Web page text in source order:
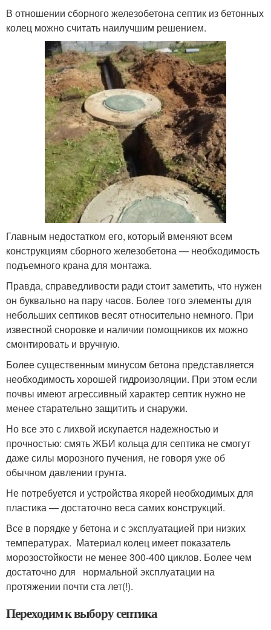
В отношении сборного железобетона септик из бетонных
колец можно считать наилучшим решением.
Главным недостатком его, который вменяют всем
конструкциям сборного железобетона — необходимость
подъемного крана для монтажа.
Правда, справедливости ради стоит заметить, что нужен
он буквально на пару часов. Более того элементы для
небольших септиков весят относительно немного. При
известной сноровке и наличии помощников их можно
смонтировать и вручную.
Более существенным минусом бетона представляется
необходимость хорошей гидроизоляции. При этом если
почвы имеют агрессивный характер септик нужно не
менее старательно защитить и снаружи.
Но все это с лихвой искупается надежностью и
прочностью: смять ЖБИ кольца для септика не смогут
даже силы морозного пучения, не говоря уже об
обычном давлении грунта.
Не потребуется и устройства якорей необходимых для
пластика — достаточно веса самих конструкций.
Все в порядке у бетона и с эксплуатацией при низких
температурах. Материал колец имеет показатель
морозостойкости не менее 300-400 циклов. Более чем
достаточно для нормальной эксплуатации на
протяжении почти ста лет(!).
Переходим к выбору септика